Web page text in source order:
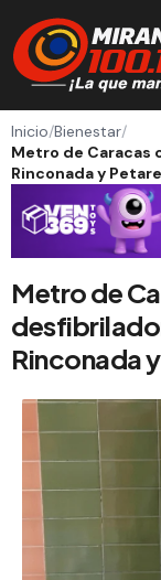
Inicio/Bienestar/
Metro de Caracas
Rinconada y Petare
Metro de
Rinconada